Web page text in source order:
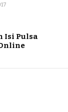
Isi Pulsa